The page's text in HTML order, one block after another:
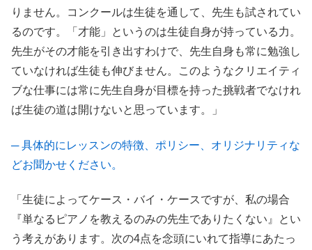
りません。コンクールは生徒を通して、先生も試されてい
るのです。「才能」というのは生徒自身が持っている力。
先生がその才能を引き出すわけで、先生自身も常に勉強し
ていなければ生徒も伸びません。このようなクリエイティ
ブな仕事には常に先生自身が目標を持った挑戦者でなけれ
ば生徒の道は開けないと思っています。」
─ 具体的にレッスンの特徴、ポリシー、オリジナリティな
どお聞かせください。
「生徒によってケース・バイ・ケースですが、私の場合
『単なるピアノを教えるのみの先生でありたくない』とい
う考えがあります。次の4点を念頭にいれて指導にあたっ